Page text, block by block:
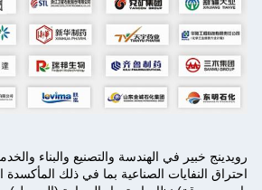
رويدينج خبير في الهندسة والتصنيع والبناء
احتراق النفايات الصناعية بما في ذلك المأكسدة